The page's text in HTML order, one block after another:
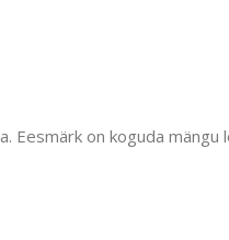
Eesmärk on koguda mängu